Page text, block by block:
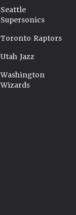
Seattle
Supersonics
Toronto Raptors
Utah Jazz
Washington
Wizards